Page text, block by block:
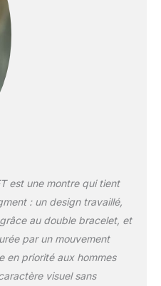
est une montre qui tient
: un design travaillé,
au double bracelet, et
par un mouvement
en priorité aux hommes
visuel sans